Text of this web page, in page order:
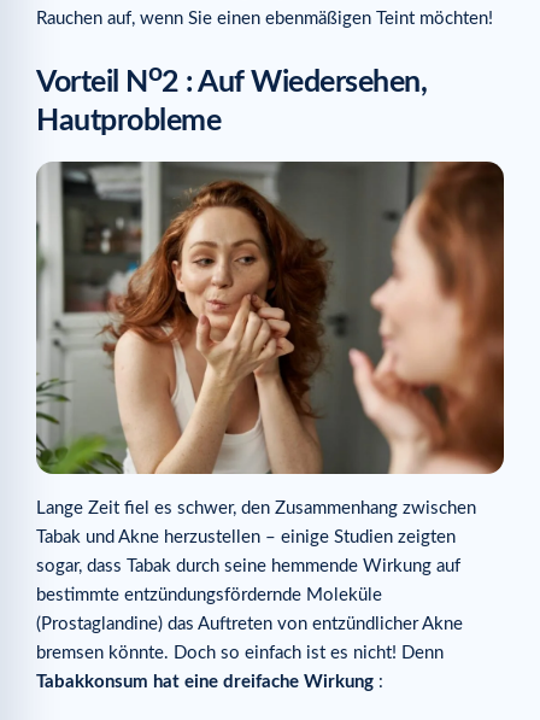
Rauchen auf, wenn Sie einen ebenmäßigen Teint möchten!
Vorteil No2 : Auf Wiedersehen,
Hautprobleme
Lange Zeit fiel es schwer, den Zusammenhang zwischen
Tabak und Akne herzustellen – einige Studien zeigten
sogar, dass Tabak durch seine hemmende Wirkung auf
bestimmte entzündungsfördernde Moleküle
(Prostaglandine) das Auftreten von entzündlicher Akne
bremsen könnte. Doch so einfach ist es nicht! Denn
Tabakkonsum hat eine dreifache Wirkung :